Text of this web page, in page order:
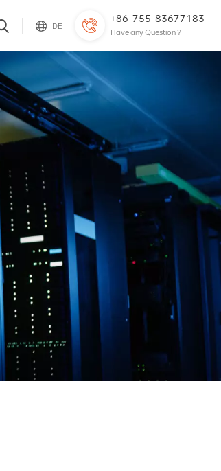
+86-755-83677183
Have any Question ?
DE